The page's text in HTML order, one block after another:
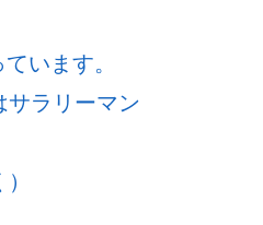
います。
ラリーマン